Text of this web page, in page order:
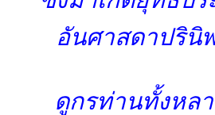
อันศาสดาปรินิ
ดูกรท่านทั้งหล